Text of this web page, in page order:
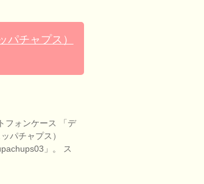
チャプス）
フォンケース 「デ
パチャプス）
」。 ス